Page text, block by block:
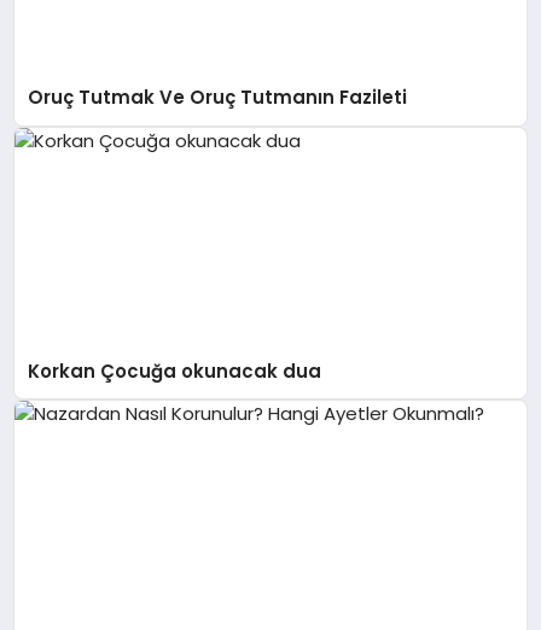
Oruç Tutmak Ve Oruç Tutmanın Fazileti
Korkan Çocuğa okunacak dua